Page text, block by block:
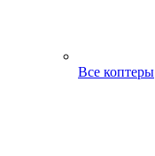
Все коптеры